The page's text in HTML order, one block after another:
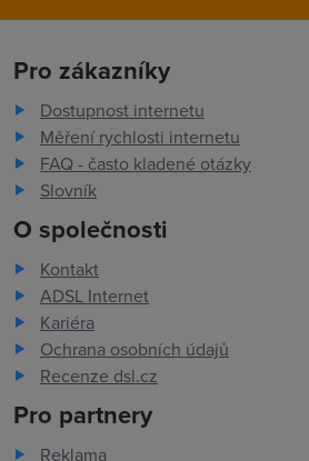
Pro zákazníky
Dostupnost internetu
Měření rychlosti internetu
FAQ - často kladené otázky
Slovník
O společnosti
Kontakt
ADSL Internet
Kariéra
Ochrana osobních údajů
Recenze dsl.cz
Pro partnery
Reklama